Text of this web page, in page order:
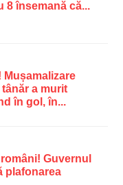
8 însemană că...
Mușamalizare
a murit
în gol, în...
Guvernul
plafonarea